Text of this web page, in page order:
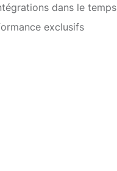
dans le temps
exclusifs